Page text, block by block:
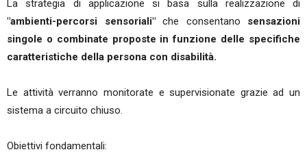
La strategia di applicazione si basa sulla realizzazione di
"ambienti-percorsi sensoriali" che consentano sensazioni
singole o combinate proposte in funzione delle specifiche
caratteristiche della persona con disabilità.
Le attività verranno monitorate e supervisionate grazie ad un
sistema a circuito chiuso.
Obiettivi fondamentali: